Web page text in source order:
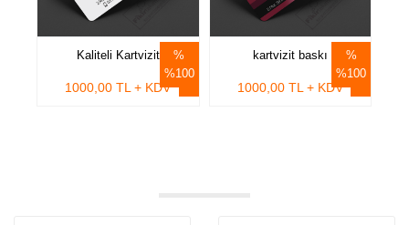
%100
Kaliteli Kartvizit
1000,00 TL + KDV
%100
kartvizit baskı
1000,00 TL + KDV